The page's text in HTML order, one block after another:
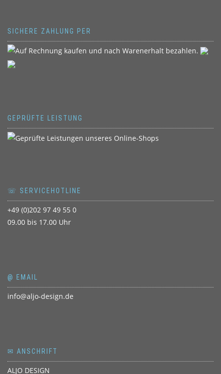
SICHERE ZAHLUNG PER
GEPRÜFTE LEISTUNG
☏ SERVICEHOTLINE
+49 (0)202 97 49 55 0
09.00 bis 17.00 Uhr
@ EMAIL
info@aljo-design.de
✉ ANSCHRIFT
ALJO DESIGN